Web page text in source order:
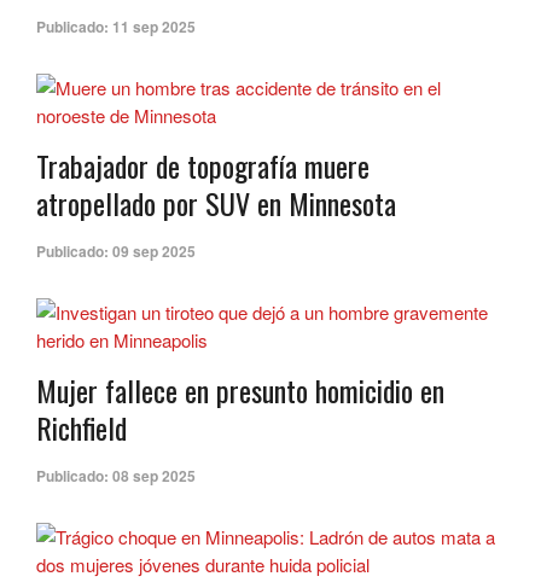
Publicado: 11 sep 2025
Trabajador de topografía muere
atropellado por SUV en Minnesota
Publicado: 09 sep 2025
Mujer fallece en presunto homicidio en
Richfield
Publicado: 08 sep 2025